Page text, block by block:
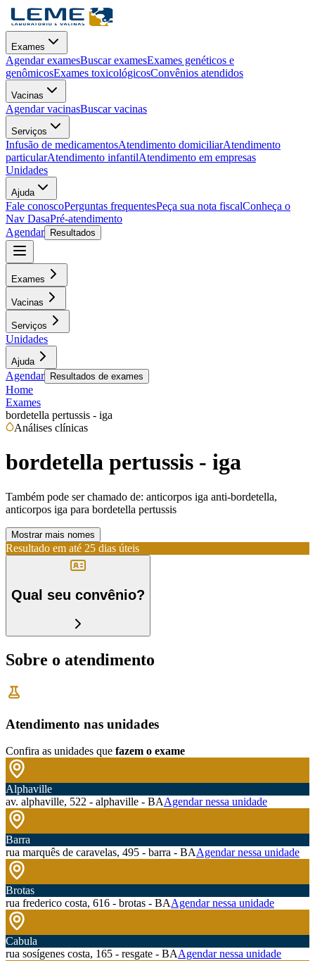
Exames
Agendar examesBuscar examesExames genéticos e
genômicosExames toxicológicosConvênios atendidos
Vacinas
Agendar vacinasBuscar vacinas
Serviços
Infusão de medicamentosAtendimento domiciliarAtendimento
particularAtendimento infantilAtendimento em empresas
Unidades
Ajuda
Fale conoscoPerguntas frequentesPeça sua nota fiscalConheça o
Nav DasaPré-atendimento
Agendar
Resultados
Exames
Vacinas
Serviços
Unidades
Ajuda
Agendar Resultados de exames
Home
Exames
bordetella pertussis - iga
Análises clínicas
bordetella pertussis - iga
Também pode ser chamado de: anticorpos iga anti-bordetella,
anticorpos iga para bordetella pertussis
Mostrar mais nomes
Resultado em até 25 dias úteis
Qual seu convênio?
Sobre o atendimento
Atendimento nas unidades
Confira as unidades que fazem o exame
Alphaville
av. alphaville, 522 - alphaville - BAAgendar nessa unidade
Barra
rua marquês de caravelas, 495 - barra - BAAgendar nessa unidade
Brotas
rua frederico costa, 616 - brotas - BAAgendar nessa unidade
Cabula
rua sosígenes costa, 165 - resgate - BAAgendar nessa unidade